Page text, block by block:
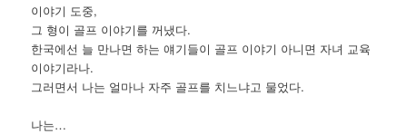
이야기 도중,
그 형이 골프 이야기를 꺼냈다.
한국에선 늘 만나면 하는 얘기들이 골프 이야기 아니면 자녀 교육
이야기라나.
그러면서 나는 얼마나 자주 골프를 치느냐고 물었다.
나는…